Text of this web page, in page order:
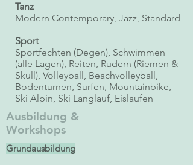
Tanz
Modern Contemporary, Jazz, Standard
Sport
Sportfechten (Degen), Schwimmen
(alle Lagen), Reiten, Rudern (Riemen &
Skull), Volleyball, Beachvolleyball,
Bodenturnen, Surfen, Mountainbike,
Ski Alpin, Ski Langlauf, Eislaufen
Ausbildung &
Workshops
Grundausbildung